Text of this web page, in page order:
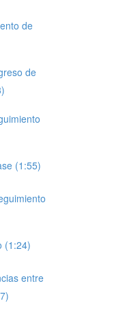
de
de
(1:55)
(1:24)
entre